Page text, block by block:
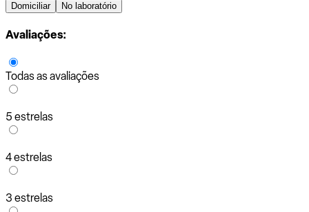
Domiciliar No laboratório
Avaliações:
Todas as avaliações
5 estrelas
4 estrelas
3 estrelas